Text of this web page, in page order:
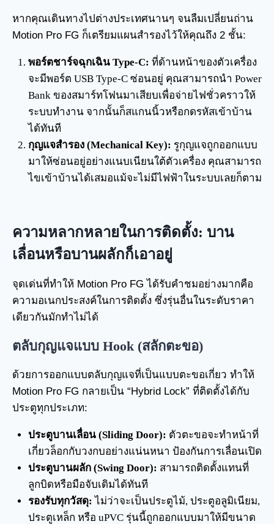
หากคุณเดินทางไปต่างประเทศนานๆ จนลืมเปลี่ยนถ่าน
Motion Pro FG ก็เตรียมแผนสำรองไว้ให้คุณถึง 2 ชั้น:
พอร์ตชาร์จฉุกเฉิน Type-C: ที่ด้านหน้าของตัวเครื่อง
จะมีพอร์ต USB Type-C ซ่อนอยู่ คุณสามารถนำ Power
Bank ของสมาร์ทโฟนมาเสียบเพื่อจ่ายไฟชั่วคราวให้
ระบบทำงาน จากนั้นก็สแกนนิ้วหรือกดรหัสเข้าบ้าน
ได้ทันที
กุญแจสำรอง (Mechanical Key): รูกุญแจถูกออกแบบ
มาให้ซ่อนอยู่อย่างแนบเนียนใต้ตัวเครื่อง คุณสามารถ
ไขเข้าบ้านได้เสมอแม้จะไม่มีไฟฟ้าในระบบเลยก็ตาม
ความหลากหลายในการติดตั้ง: บาน
เลื่อนหรือบานผลักก็เอาอยู่
จุดเด่นที่ทำให้ Motion Pro FG ได้รับคำชมอย่างมากคือ
ความอเนกประสงค์ในการติดตั้ง ซึ่งรุ่นอื่นในระดับราคา
เดียวกันมักทำไม่ได้
ตลับกุญแจแบบ Hook (สลักตะขอ)
ด้วยการออกแบบตลับกุญแจที่เป็นแบบตะขอเกี่ยว ทำให้
Motion Pro FG กลายเป็น “Hybrid Lock” ที่ติดตั้งได้กับ
ประตูทุกประเภท:
ประตูบานเลื่อน (Sliding Door): ตัวตะขอจะทำหน้าที่
เกี่ยวล็อกกับวงกบอย่างแน่นหนา ป้องกันการเลื่อนเปิด
ประตูบานผลัก (Swing Door): สามารถติดตั้งแทนที่
ลูกบิดหรือมือจับเดิมได้ทันที
รองรับทุกวัสดุ: ไม่ว่าจะเป็นประตูไม้, ประตูอลูมิเนียม,
ประตูเหล็ก หรือ uPVC รุ่นนี้ถูกออกแบบมาให้มีขนาด